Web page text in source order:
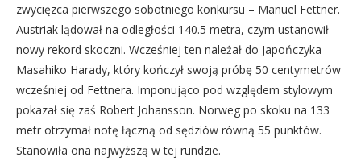
zwycięzca pierwszego sobotniego konkursu – Manuel Fettner.
Austriak lądował na odległości 140.5 metra, czym ustanowił
nowy rekord skoczni. Wcześniej ten należał do Japończyka
Masahiko Harady, który kończył swoją próbę 50 centymetrów
wcześniej od Fettnera. Imponująco pod względem stylowym
pokazał się zaś Robert Johansson. Norweg po skoku na 133
metr otrzymał notę łączną od sędziów równą 55 punktów.
Stanowiła ona najwyższą w tej rundzie.